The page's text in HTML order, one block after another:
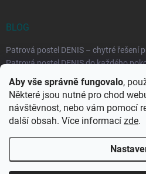
Aby vše správně fungovalo,
Některé jsou nutné pro chod
návštěvnost, nebo vám pomocí
další obsah. Více informací zde.
BLOG
Patrová postel DENIS – chytré řešení
Patrová postel DENIS do každého
Rozkládací postele RELAX – ideální
každodenní spaní
Rozkládací postel, která se přizpůsobí